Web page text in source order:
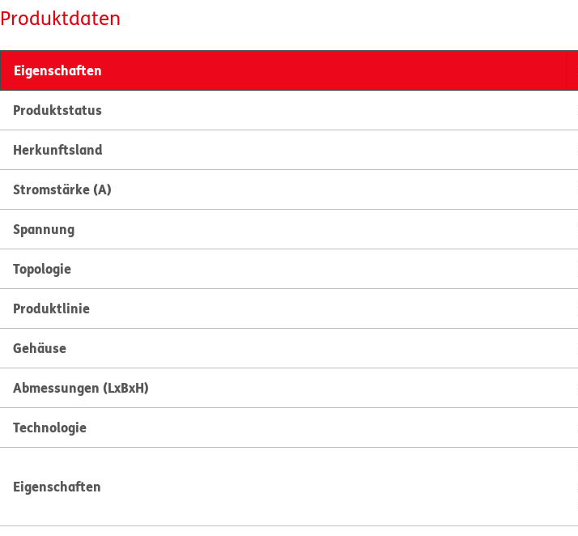
Produktdaten
Eigenschaften
Produktstatus
Herkunftsland
Stromstärke (A)
Spannung
Topologie
Produktlinie
Gehäuse
Abmessungen (LxBxH)
Technologie
Eigenschaften